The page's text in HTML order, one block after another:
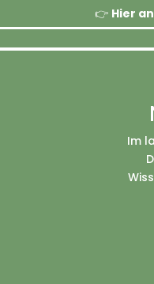
👉 Hier
Im